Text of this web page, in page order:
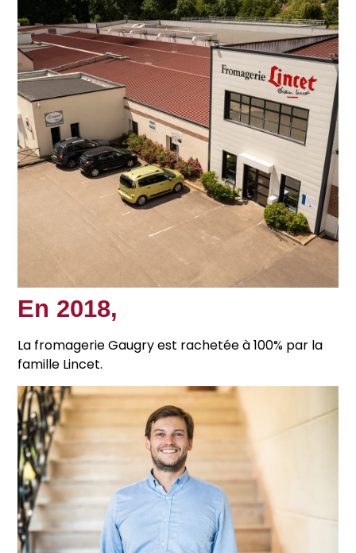
En 2018,
La fromagerie Gaugry est rachetée à 100% par la
famille Lincet.